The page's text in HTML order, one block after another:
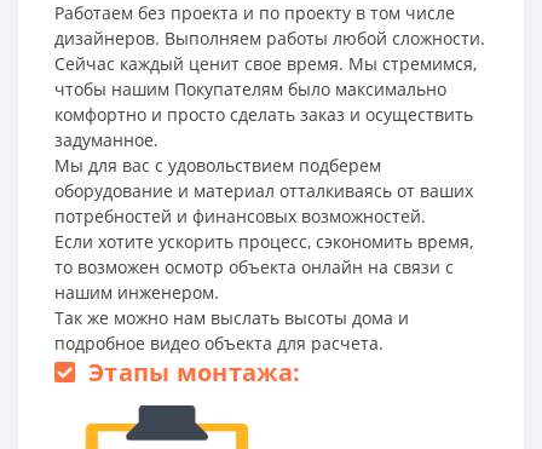
Работаем без проекта и по проекту в том числе
дизайнеров. Выполняем работы любой сложности.
Сейчас каждый ценит свое время. Мы стремимся,
чтобы нашим Покупателям было максимально
комфортно и просто сделать заказ и осуществить
задуманное.
Мы для вас с удовольствием подберем
оборудование и материал отталкиваясь от ваших
потребностей и финансовых возможностей.
Если хотите ускорить процесс, сэкономить время,
то возможен осмотр объекта онлайн на связи с
нашим инженером.
Так же можно нам выслать высоты дома и
подробное видео объекта для расчета.
Этапы монтажа: